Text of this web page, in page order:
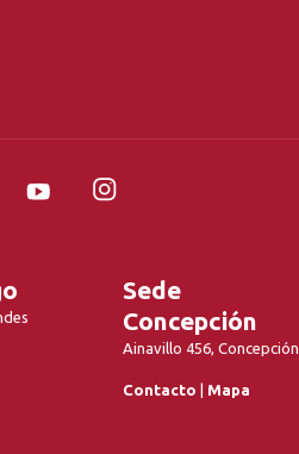
YouTubeInstagram
Sede
Concepción
Ainavillo 456, Concepción
Contacto | Mapa